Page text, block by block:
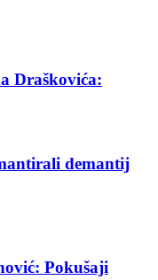
Draškovića:
demantij
Pokušaji